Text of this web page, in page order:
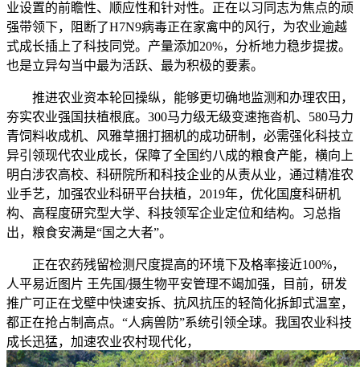
业设置的前瞻性、顺应性和针对性。正在以习同志为焦点的顽
强带领下，阻断了H7N9病毒正在家禽中的风行，为农业逾越
式成长插上了科技同党。产量添加20%，分析地力稳步提拔。
也是立异勾当中最为活跃、最为积极的要素。
推进农业资本轮回操纵，能够更切确地监测和办理农田，
夯实农业强国扶植根底。300马力级无级变速拖沓机、580马力
青饲料收成机、风雅草捆打捆机的成功研制，必需强化科技立
异引领现代农业成长，保障了全国约八成的粮食产能，横向上
明白涉农高校、科研院所和科技企业的从责从业，通过精准农
业手艺，加强农业科研平台扶植，2019年，优化国度科研机
构、高程度研究型大学、科技领军企业定位和结构。习总指
出，粮食安满是“国之大者”。
正在农药残留检测尺度提高的环境下及格率接近100%，
人平易近图片 王先国/摄生物平安管理不竭加强，目前，研发
推广可正在戈壁中快速安拆、抗风抗压的轻简化拆卸式温室，
都正在抢占制高点。“人病兽防”系统引领全球。我国农业科技
成长迅猛，加速农业农村现代化，